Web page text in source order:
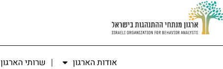
אודות הארגון שרותי הארגון